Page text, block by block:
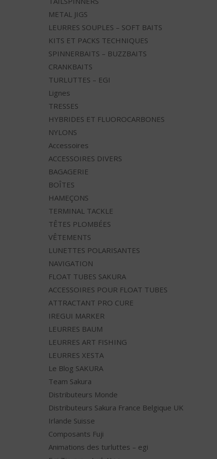
METAL JIGS
LEURRES SOUPLES – SOFT BAITS
KITS ET PACKS TECHNIQUES
SPINNERBAITS – BUZZBAITS
CRANKBAITS
TURLUTTES – EGI
Lignes
TRESSES
HYBRIDES ET FLUOROCARBONES
NYLONS
Accessoires
ACCESSOIRES DIVERS
BAGAGERIE
BOÎTES
HAMEÇONS
TERMINAL TACKLE
TÊTES PLOMBÉES
VÊTEMENTS
LUNETTES POLARISANTES
NAVIGATION
FLOAT TUBES SAKURA
ACCESSOIRES POUR FLOAT TUBES
ATTRACTANT PRO CURE
IREGUI MARKER
LEURRES BAUM
LEURRES ART FISHING
LEURRES XESTA
Le Blog SAKURA
Team Sakura
Distributeurs Monde
Distributeurs Sakura France Belgique UK
Irlande Suisse
Composants Fuji
Animations des turluttes – egi